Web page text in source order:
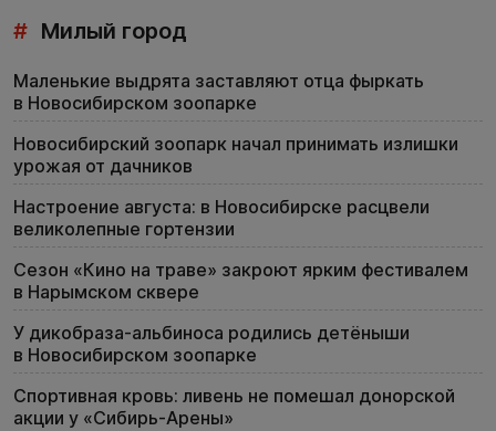
# Милый город
Маленькие выдрята заставляют отца фыркать
в Новосибирском зоопарке
Новосибирский зоопарк начал принимать излишки
урожая от дачников
Настроение августа: в Новосибирске расцвели
великолепные гортензии
Сезон «Кино на траве» закроют ярким фестивалем
в Нарымском сквере
У дикобраза-альбиноса родились детёныши
в Новосибирском зоопарке
Спортивная кровь: ливень не помешал донорской
акции у «Сибирь-Арены»